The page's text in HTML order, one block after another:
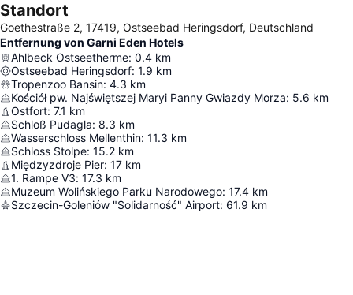
Standort
Goethestraße 2, 17419, Ostseebad Heringsdorf, Deutschland
Entfernung von Garni Eden Hotels
Ahlbeck Ostseetherme: 0.4 km
Ostseebad Heringsdorf: 1.9 km
Tropenzoo Bansin: 4.3 km
Kościół pw. Najświętszej Maryi Panny Gwiazdy Morza: 5.6 km
Ostfort: 7.1 km
Schloß Pudagla: 8.3 km
Wasserschloss Mellenthin: 11.3 km
Schloss Stolpe: 15.2 km
Międzyzdroje Pier: 17 km
1. Rampe V3: 17.3 km
Muzeum Wolińskiego Parku Narodowego: 17.4 km
Szczecin-Goleniów "Solidarność" Airport: 61.9 km